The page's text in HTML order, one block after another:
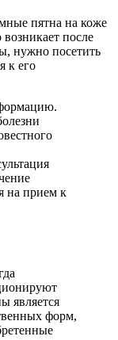
пятна на коже
после
нужно посетить
к его
на прием к
является
форм,